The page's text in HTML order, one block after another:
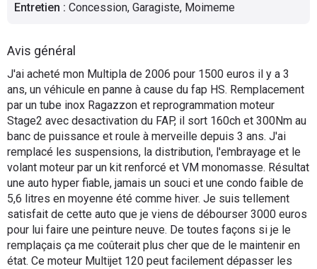
Marques
Entretien : Concession, Garagiste, Moimeme
Avis général
J'ai acheté mon Multipla de 2006 pour 1500 euros il y a 3
ans, un véhicule en panne à cause du fap HS. Remplacement
par un tube inox Ragazzon et reprogrammation moteur
Stage2 avec desactivation du FAP, il sort 160ch et 300Nm au
banc de puissance et roule à merveille depuis 3 ans. J'ai
remplacé les suspensions, la distribution, l'embrayage et le
volant moteur par un kit renforcé et VM monomasse. Résultat
une auto hyper fiable, jamais un souci et une condo faible de
5,6 litres en moyenne été comme hiver. Je suis tellement
satisfait de cette auto que je viens de débourser 3000 euros
pour lui faire une peinture neuve. De toutes façons si je le
remplaçais ça me coûterait plus cher que de le maintenir en
état. Ce moteur Multijet 120 peut facilement dépasser les